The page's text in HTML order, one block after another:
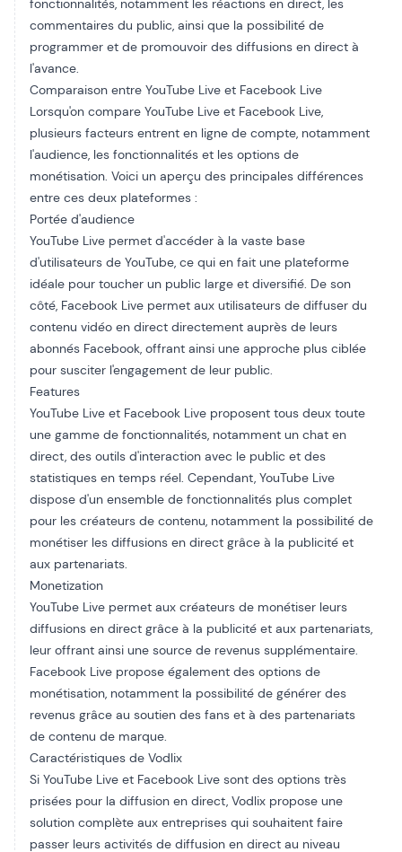
fonctionnalités, notamment les réactions en direct, les
commentaires du public, ainsi que la possibilité de
programmer et de promouvoir des diffusions en direct à
l'avance.
Comparaison entre YouTube Live et Facebook Live
Lorsqu'on compare YouTube Live et Facebook Live,
plusieurs facteurs entrent en ligne de compte, notamment
l'audience, les fonctionnalités et les options de
monétisation. Voici un aperçu des principales différences
entre ces deux plateformes :
Portée d'audience
YouTube Live permet d'accéder à la vaste base
d'utilisateurs de YouTube, ce qui en fait une plateforme
idéale pour toucher un public large et diversifié. De son
côté, Facebook Live permet aux utilisateurs de diffuser du
contenu vidéo en direct directement auprès de leurs
abonnés Facebook, offrant ainsi une approche plus ciblée
pour susciter l'engagement de leur public.
Features
YouTube Live et Facebook Live proposent tous deux toute
une gamme de fonctionnalités, notamment un chat en
direct, des outils d'interaction avec le public et des
statistiques en temps réel. Cependant, YouTube Live
dispose d'un ensemble de fonctionnalités plus complet
pour les créateurs de contenu, notamment la possibilité de
monétiser les diffusions en direct grâce à la publicité et
aux partenariats.
Monetization
YouTube Live permet aux créateurs de monétiser leurs
diffusions en direct grâce à la publicité et aux partenariats,
leur offrant ainsi une source de revenus supplémentaire.
Facebook Live propose également des options de
monétisation, notamment la possibilité de générer des
revenus grâce au soutien des fans et à des partenariats
de contenu de marque.
Caractéristiques de Vodlix
Si YouTube Live et Facebook Live sont des options très
prisées pour la diffusion en direct, Vodlix propose une
solution complète aux entreprises qui souhaitent faire
passer leurs activités de diffusion en direct au niveau